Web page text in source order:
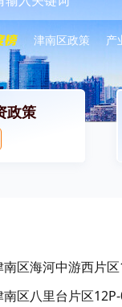
津南区政策 产
政策